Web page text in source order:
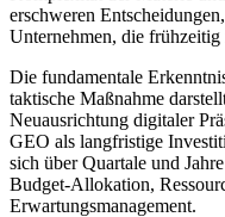
erschweren
Unternehmen, die
Die fundamentale
taktische Maßnahme
Neuausrichtung digitaler
GEO als langfristige
sich über Quartale und
Budget-Allokation,
Erwartungsmanagement.